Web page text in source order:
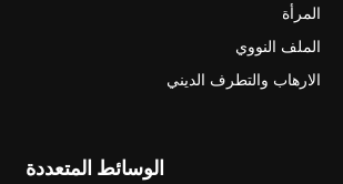
المرأة
الملف النووي
الارهاب والتطرف الديني
الوسائط المتعددة